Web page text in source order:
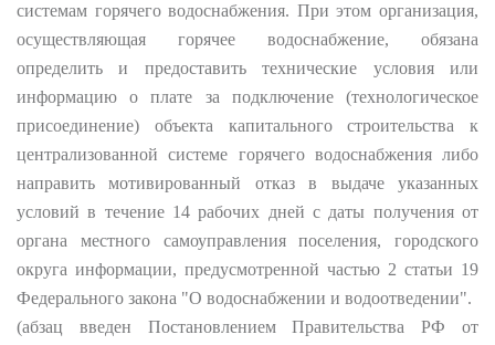
системам горячего водоснабжения. При этом организация,
осуществляющая горячее водоснабжение, обязана
определить и предоставить технические условия или
информацию о плате за подключение (технологическое
присоединение) объекта капитального строительства к
централизованной системе горячего водоснабжения либо
направить мотивированный отказ в выдаче указанных
условий в течение 14 рабочих дней с даты получения от
органа местного самоуправления поселения, городского
округа информации, предусмотренной частью 2 статьи 19
Федерального закона "О водоснабжении и водоотведении".
(абзац введен Постановлением Правительства РФ от